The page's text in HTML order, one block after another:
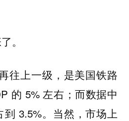
。
往上一级，是美国铁路
的 5% 左右；而数据中
3.5%。当然，市场上